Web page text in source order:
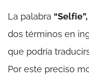
La palabra “Selfie”,
dos términos en
que podría
Por este preciso